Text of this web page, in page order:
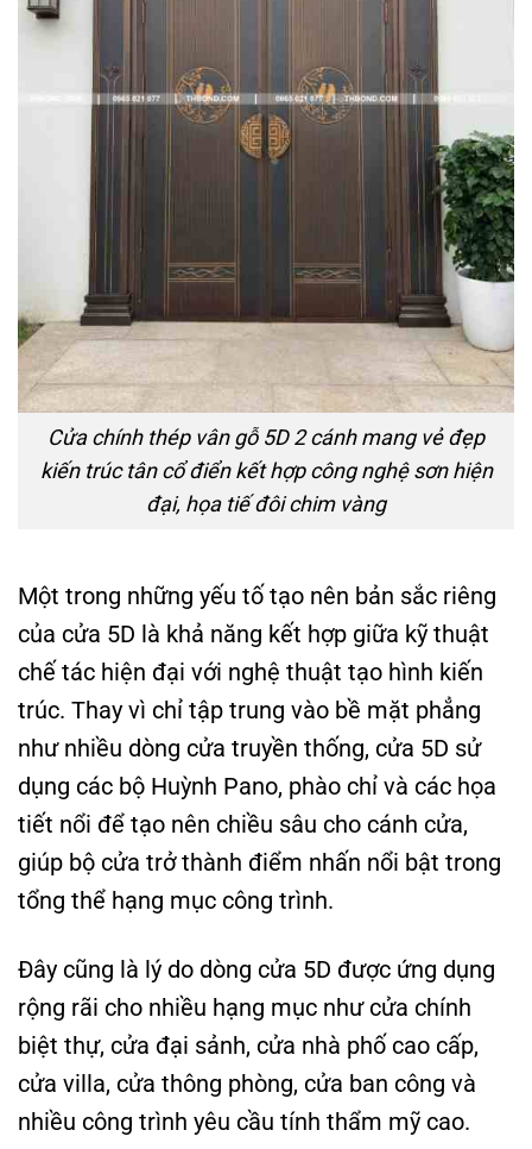
Cửa chính thép vân gỗ 5D 2 cánh mang vẻ đẹp
kiến trúc tân cổ điển kết hợp công nghệ sơn hiện
đại, họa tiế đôi chim vàng
Một trong những yếu tố tạo nên bản sắc riêng
của cửa 5D là khả năng kết hợp giữa kỹ thuật
chế tác hiện đại với nghệ thuật tạo hình kiến
trúc. Thay vì chỉ tập trung vào bề mặt phẳng
như nhiều dòng cửa truyền thống, cửa 5D sử
dụng các bộ Huỳnh Pano, phào chỉ và các họa
tiết nổi để tạo nên chiều sâu cho cánh cửa,
giúp bộ cửa trở thành điểm nhấn nổi bật trong
tổng thể hạng mục công trình.
Đây cũng là lý do dòng cửa 5D được ứng dụng
rộng rãi cho nhiều hạng mục như cửa chính
biệt thự, cửa đại sảnh, cửa nhà phố cao cấp,
cửa villa, cửa thông phòng, cửa ban công và
nhiều công trình yêu cầu tính thẩm mỹ cao.